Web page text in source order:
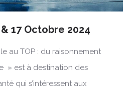
17 Octobre 2024
au TOP : du raisonnement
» est à destination des
qui s’intéressent aux